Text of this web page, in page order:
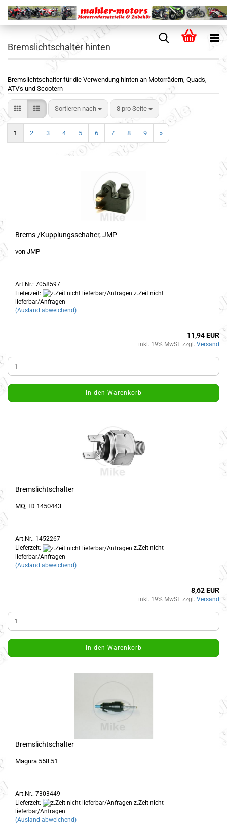
Bremslichtschalter hinten
Bremslichtschalter für die Verwendung hinten an Motorrädern, Quads,
ATV's und Scootern
Sortieren nach 8 pro Seite
1 2 3 4 5 6 7 8 9 »
Brems-/Kupplungsschalter, JMP
von JMP
Art.Nr.: 7058597
Lieferzeit:
z.Zeit nicht
lieferbar/Anfragen
(Ausland abweichend)
11,94 EUR
inkl. 19% MwSt. zzgl. Versand
In den Warenkorb
Bremslichtschalter
MQ, ID 1450443
Art.Nr.: 1452267
Lieferzeit:
z.Zeit nicht
lieferbar/Anfragen
(Ausland abweichend)
8,62 EUR
inkl. 19% MwSt. zzgl. Versand
In den Warenkorb
Bremslichtschalter
Magura 558.51
Art.Nr.: 7303449
Lieferzeit:
z.Zeit nicht
lieferbar/Anfragen
(Ausland abweichend)